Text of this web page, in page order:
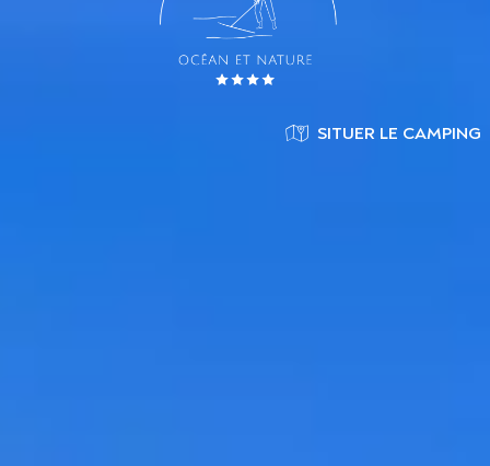
SITUER LE CAMPING